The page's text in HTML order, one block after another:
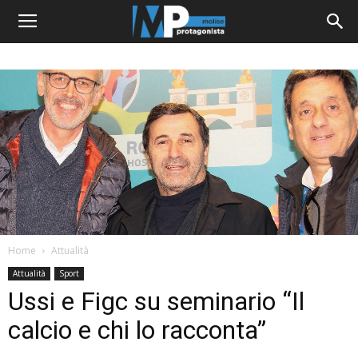
Home Attualità
Attualità Sport
Ussi e Figc su seminario “Il
calcio e chi lo racconta”